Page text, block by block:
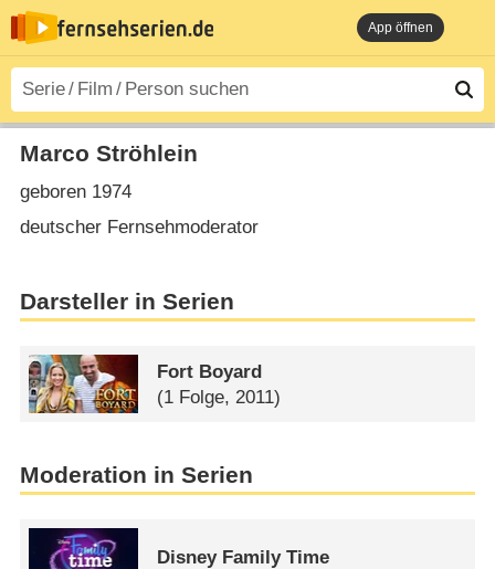
App öffnen
Marco Ströhlein
geboren 1974
deutscher Fernsehmoderator
Darsteller in Serien
Fort Boyard
(1 Folge, 2011)
Moderation in Serien
Disney Family Time